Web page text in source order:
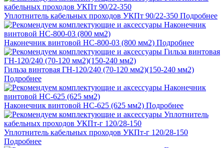
Уплотнитель кабельных проходов УКПт 90/22-350 Подробнее
Наконечник винтовой НС-800-03 (800 мм2) Подробнее
Гильза винтовая ГН-120/240 (70-120 мм2)(150-240 мм2)
Подробнее
Наконечник винтовой НС-625 (625 мм2) Подробнее
Уплотнитель кабельных проходов УКПт-г 120/28-150
Подробнее